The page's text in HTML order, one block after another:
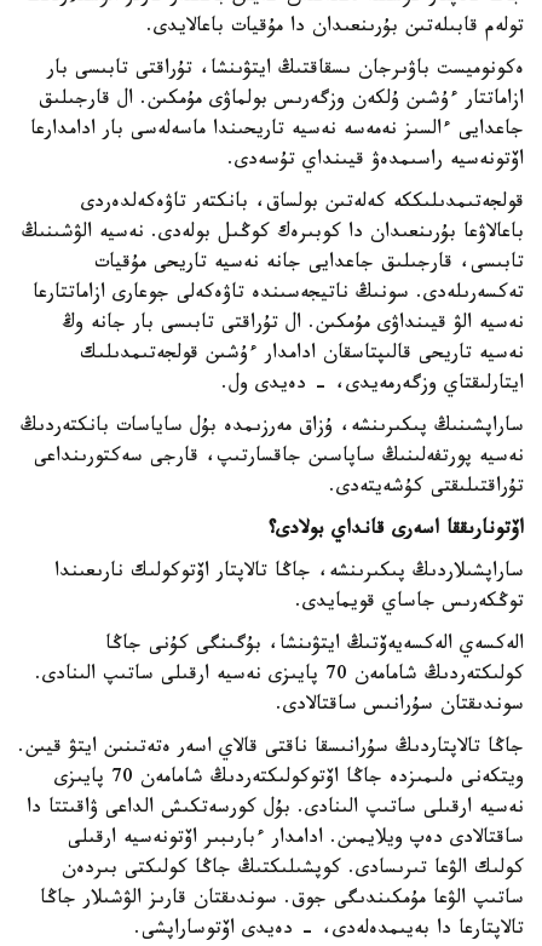
تولەم قابىلەتىن بۇرىنعىدان دا مۇقيات باعالايدى.
ەكونوميست باۋىرجان ىسقاقتىڭ ايتۋىنشا، تۇراقتى تابىسى بار
ازاماتتار ءۇشىن ۇلكەن وزگەرىس بولماۋى مۇمكىن. ال قارجىلىق
جاعدايى ءالسىز نەمەسە نەسيە تاريحىندا ماسەلەسى بار ادامدارعا
اۆتونەسيە راسىمدەۋ قيىنداي تۇسەدى.
قولجەتىمدىلىككە كەلەتىن بولساق، بانكتەر تاۋەكەلدەردى
باعالاۋعا بۇرىنعىدان دا كوبىرەك كوڭىل بولەدى. نەسيە الۋشىنىڭ
تابىسى، قارجىلىق جاعدايى جانە نەسيە تاريحى مۇقيات
تەكسەرىلەدى. سونىڭ ناتيجەسىندە تاۋەكەلى جوعارى ازاماتتارعا
نەسيە الۋ قيىنداۋى مۇمكىن. ال تۇراقتى تابىسى بار جانە وڭ
نەسيە تاريحى قالىپتاسقان ادامدار ءۇشىن قولجەتىمدىلىك
ايتارلىقتاي وزگەرمەيدى، - دەيدى ول.
ساراپشىنىڭ پىكىرىنشە، ۇزاق مەرزىمدە بۇل ساياسات بانكتەردىڭ
نەسيە پورتفەلىنىڭ ساپاسىن جاقسارتىپ، قارجى سەكتورىنداعى
تۇراقتىلىقتى كۇشەيتەدى.
اۆتونارىققا اسەرى قانداي بولادى؟
ساراپشىلاردىڭ پىكىرىنشە، جاڭا تالاپتار اۆتوكولىك نارىعىندا
توڭكەرىس جاساي قويمايدى.
الەكسەي الەكسەيەۆتىڭ ايتۋىنشا، بۇگىنگى كۇنى جاڭا
كولىكتەردىڭ شامامەن 70 پايىزى نەسيە ارقىلى ساتىپ الىنادى.
سوندىقتان سۇرانىس ساقتالادى.
جاڭا تالاپتاردىڭ سۇرانىسقا ناقتى قالاي اسەر ەتەتىنىن ايتۋ قيىن.
ويتكەنى ەلىمىزدە جاڭا اۆتوكولىكتەردىڭ شامامەن 70 پايىزى
نەسيە ارقىلى ساتىپ الىنادى. بۇل كورسەتكىش الداعى ۋاقىتتا دا
ساقتالادى دەپ ويلايمىن. ادامدار ءبارىبىر اۆتونەسيە ارقىلى
كولىك الۋعا تىرىسادى. كوپشىلىكتىڭ جاڭا كولىكتى بىردەن
ساتىپ الۋعا مۇمكىندىگى جوق. سوندىقتان قارىز الۋشىلار جاڭا
تالاپتارعا دا بەيىمدەلەدى، - دەيدى اۆتوساراپشى.